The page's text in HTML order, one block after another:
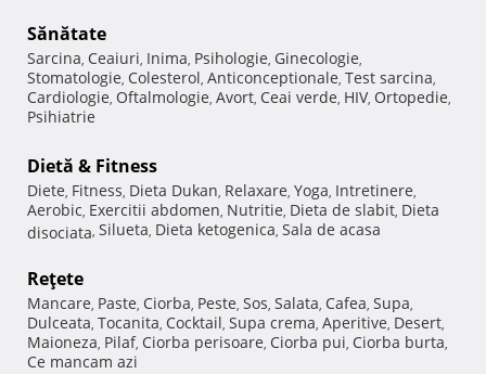
Sănătate
Sarcina, Ceaiuri, Inima, Psihologie, Ginecologie,
Stomatologie, Colesterol, Anticonceptionale, Test sarcina,
Cardiologie, Oftalmologie, Avort, Ceai verde, HIV, Ortopedie,
Psihiatrie
Dietă & Fitness
Diete, Fitness, Dieta Dukan, Relaxare, Yoga, Intretinere,
Aerobic, Exercitii abdomen, Nutritie, Dieta de slabit, Dieta
disociata, Silueta, Dieta ketogenica, Sala de acasa
Reţete
Mancare, Paste, Ciorba, Peste, Sos, Salata, Cafea, Supa,
Dulceata, Tocanita, Cocktail, Supa crema, Aperitive, Desert,
Maioneza, Pilaf, Ciorba perisoare, Ciorba pui, Ciorba burta,
Ce mancam azi